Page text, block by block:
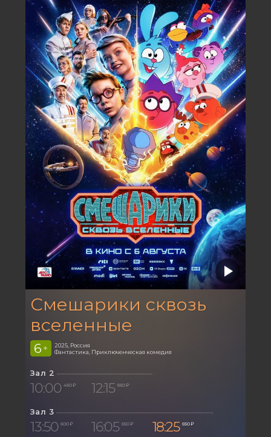
Смешарики сквозь
вселенные
6 +
2025, Россия
Фантастика, Приключенческая комедия
Зал 2
10:00 450 ₽ 12:15 550 ₽
Зал 3
13:50 600 ₽ 16:05 650 ₽ 18:25 650 ₽